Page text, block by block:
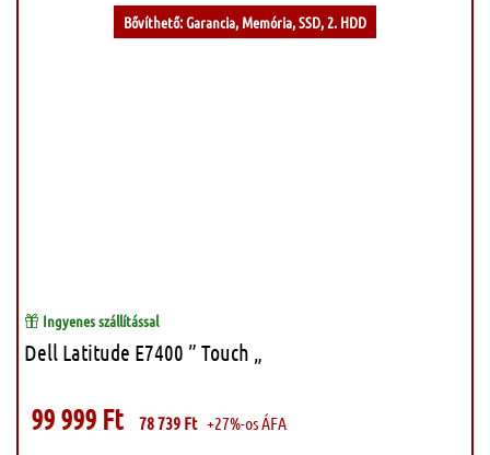
Bővíthető: Garancia, Memória, SSD, 2. HDD
Ingyenes szállítással
Dell Latitude E7400 ” Touch „
99 999 Ft 78 739 Ft +27%-os ÁFA